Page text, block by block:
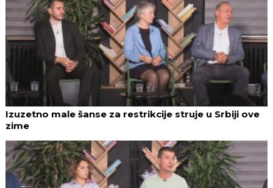
Izuzetno male šanse za restrikcije struje u Srbiji ove
zime